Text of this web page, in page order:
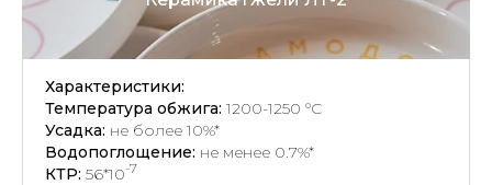
Характеристики:
Температура обжига: 1200-1250 °C
Усадка: не более 10%*
Водопоглощение: не менее 0.7%*
КТР: 56*10-7